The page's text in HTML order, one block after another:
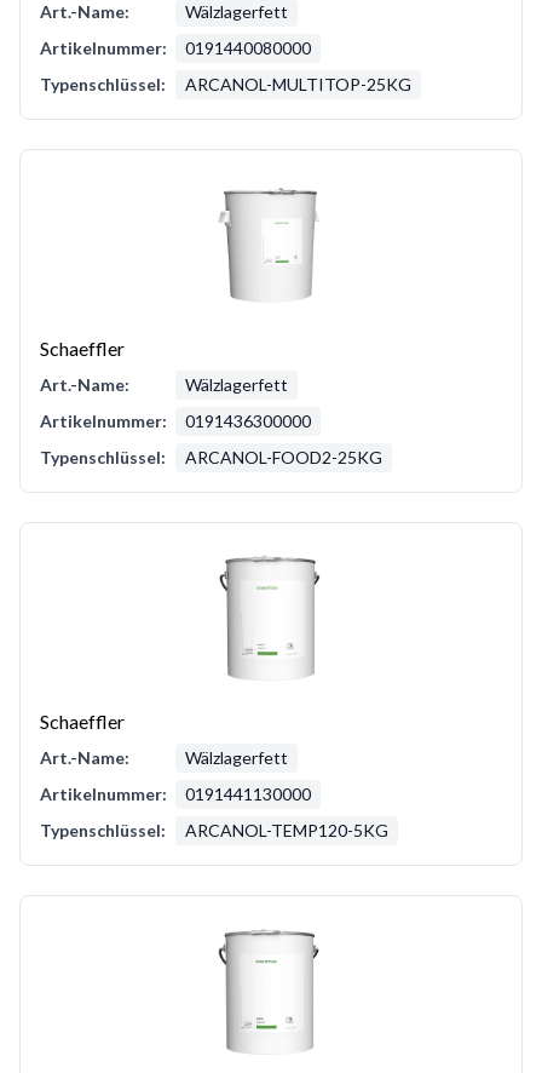
Art.-Name:
Wälzlagerfett
Artikelnummer:
0191440080000
Typenschlüssel:
ARCANOL-MULTITOP-25KG
Schaeffler
Art.-Name:
Wälzlagerfett
Artikelnummer:
0191436300000
Typenschlüssel:
ARCANOL-FOOD2-25KG
Schaeffler
Art.-Name:
Wälzlagerfett
Artikelnummer:
0191441130000
Typenschlüssel:
ARCANOL-TEMP120-5KG